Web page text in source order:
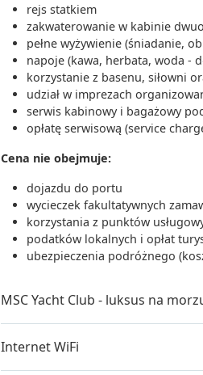
rejs statkiem
zakwaterowanie w kabinie
pełne wyżywienie (śniadanie,
napoje (kawa, herbata, woda -
korzystanie z basenu, siłowni
udział w imprezach
serwis kabinowy i bagażowy
opłatę serwisową (service
Cena nie obejmuje:
dojazdu do portu
wycieczek fakultatywnych
korzystania z punktów
podatków lokalnych i opłat
ubezpieczenia podróżnego
MSC Yacht Club - luksus na
Internet WiFi